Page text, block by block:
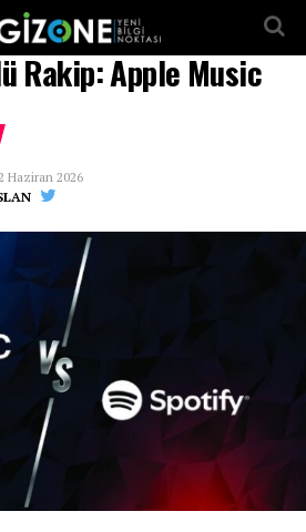
Rakip: Apple Music
Haziran 2026